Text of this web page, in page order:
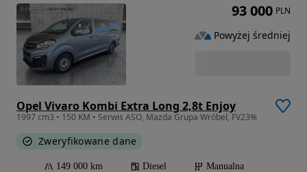
Opel Vivaro Kombi Extra Long 2,8t Enjoy
1997 cm3 • 150 KM • Serwis ASO, Mazda Grupa Wróbel, FV23%
Zweryfikowane dane
149 000 km Diesel
Manualna
93 000 PLN
Powyżej średniej